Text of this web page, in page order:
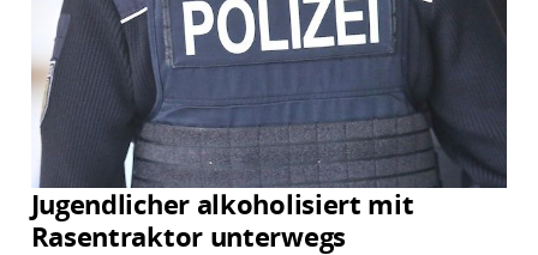
Jugendlicher alkoholisiert mit
Rasentraktor unterwegs